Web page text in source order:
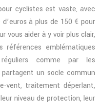
cyclistes est vaste, avec
à plus de 150 € pour
vous aider à y voir plus clair,
emblématiques
comme par les
un socle commun
vent, traitement déperlant,
niveau de protection, leur